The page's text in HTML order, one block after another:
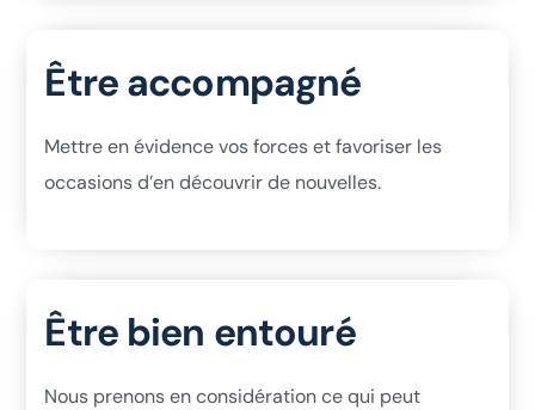
Être accompagné
Mettre en évidence vos forces et favoriser les
occasions d’en découvrir de nouvelles.
Être bien entouré
Nous prenons en considération ce qui peut